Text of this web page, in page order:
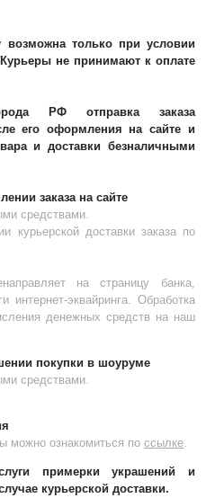
только при условии
не принимают к оплате
РФ отправка заказа
его оформления на сайте и
и доставки безналичными
заказа на сайте
средствами.
курьерской доставки заказа по
на страницу банка,
интернет-эквайринга. Обработка
денежных средств на наш
покупки в шоуруме
средствами.
можно ознакомиться поссылке.
примерки украшений и
курьерской доставки.